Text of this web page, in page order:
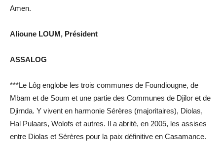
Amen.
Alioune LOUM, Président
ASSALOG
***Le Lôg englobe les trois communes de Foundiougne, de
Mbam et de Soum et une partie des Communes de Djilor et de
Djirnda. Y vivent en harmonie Sérères (majoritaires), Diolas,
Hal Pulaars, Wolofs et autres. Il a abrité, en 2005, les assises
entre Diolas et Sérères pour la paix définitive en Casamance.